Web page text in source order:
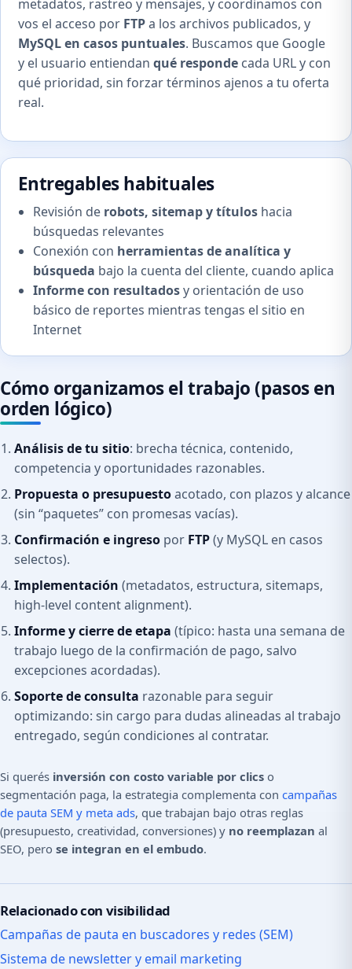
metadatos, rastreo y mensajes, y coordinamos con
vos el acceso por FTPa los archivos publicados, y
MySQL en casos puntuales. Buscamos que Google
y el usuario entiendan qué respondecada URL y con
qué prioridad, sin forzar términos ajenos a tu oferta
real.
Entregables habituales
Revisión de robots, sitemap y títuloshacia
búsquedas relevantes
Conexión con herramientas de analítica y
búsqueda bajo la cuenta del cliente, cuando aplica
Informe con resultadosy orientación de uso
básico de reportes mientras tengas el sitio en
Internet
Cómo organizamos el trabajo (pasos en
orden lógico)
Análisis de tu sitio: brecha técnica, contenido,
competencia y oportunidades razonables.
Propuesta o presupuestoacotado, con plazos y alcance
(sin “paquetes” con promesas vacías).
Confirmación e ingreso por FTP(y MySQL en casos
selectos).
Implementación (metadatos, estructura, sitemaps,
high-level content alignment).
Informe y cierre de etapa (típico: hasta una semana de
trabajo luego de la confirmación de pago, salvo
excepciones acordadas).
Soporte de consulta razonable para seguir
optimizando: sin cargo para dudas alineadas al trabajo
entregado, según condiciones al contratar.
Si querés inversión con costo variable por clics o
segmentación paga, la estrategia complementa con campañas
de pauta SEM y meta ads, que trabajan bajo otras reglas
(presupuesto, creatividad, conversiones) y no reemplazan al
SEO, pero se integran en el embudo.
Relacionado con visibilidad
Campañas de pauta en buscadores y redes (SEM)
Sistema de newsletter y email marketing